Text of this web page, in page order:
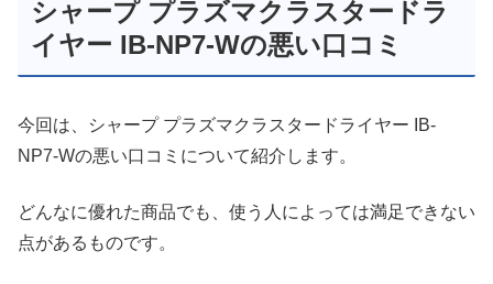
シャープ プラズマクラスタードラ
イヤー IB-NP7-Wの悪い口コミ
今回は、シャープ プラズマクラスタードライヤー IB-
NP7-Wの悪い口コミについて紹介します。
どんなに優れた商品でも、使う人によっては満足できない
点があるものです。